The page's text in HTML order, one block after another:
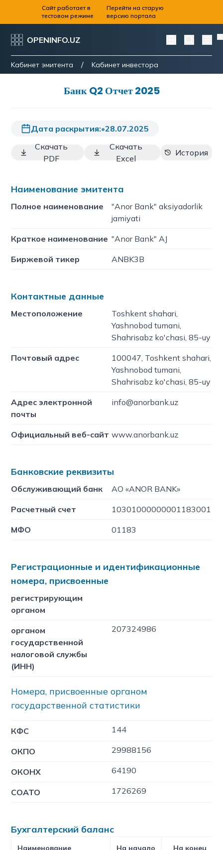
Сайт работает в
тестовом режиме
Перейти на старую
версию портала
OPENINFO.UZ
Kабинет эмитента / Kабинет инвестора
Банк Q2 Отчет 2025
Дата раскрытия:•28.07.2025
Скачать
PDF
Скачать
Excel
История
Наименование эмитента
Полное наименование
"Anor Bank" aksiyadorlik
jamiyati
Краткое наименование "Anor Bank" AJ
Биржевой тикер ANBK3B
Контактные данные
Местоположение
Toshkent shahari,
Yashnobod tumani,
Shahrisabz ko'chasi, 85-uy
Почтовый адрес
100047, Toshkent shahari,
Yashnobod tumani,
Shahrisabz ko'chasi, 85-uy
Адрес электронной
почты
info@anorbank.uz
Официальный веб-сайт www.anorbank.uz
Банковские реквизиты
Обслуживающий банк АО «ANOR BANK»
Расчетный счет 10301000000001183001
МФО 01183
Регистрационные и идентификационные
номера, присвоенные
регистрирующим
органом
органом
государственной
налоговой службы
(ИНН)
207324986
Номера, присвоенные органом
государственной статистики
КФC 144
ОКПО 29988156
ОКОНХ 64190
СОАТО 1726269
Бухгалтерский баланс
Наименование
На начало
На конец